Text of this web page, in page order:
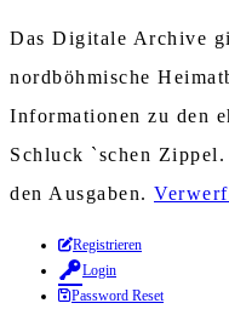
Das Digitale Archive
nordböhmische
Informationen zu den
Schluck `schen
den Ausgaben.
Zum
Inhalt
springen
Registrieren
Login
Password Reset